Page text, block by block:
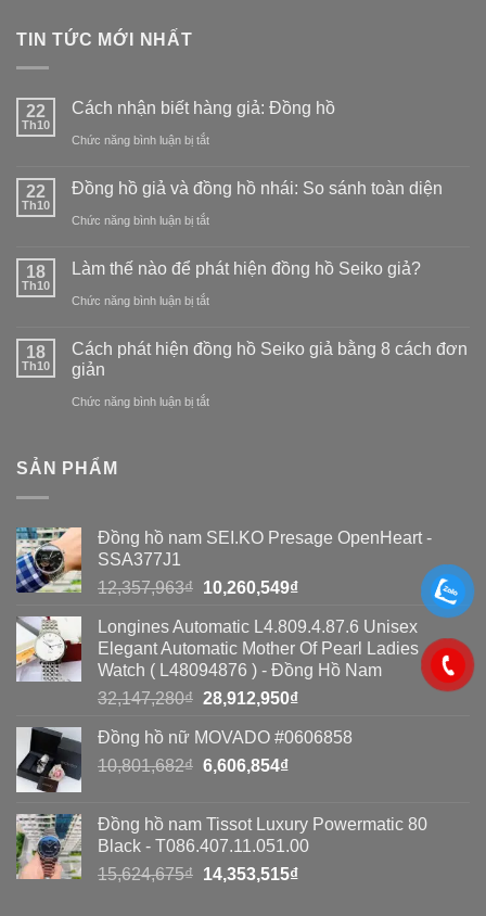
TIN TỨC MỚI NHẤT
22
Th10
Cách nhận biết hàng giả: Đồng hồ
Chức năng bình luận bị tắtở
nhận
hàng
hồ
22
Th10
Đồng hồ giả và đồng hồ nhái: So sánh toàn diện
Chức năng bình luận bị tắtở
và
hồ
18
Th10
Làm thế nào để phát hiện đồng hồ Seiko giả?
Chức năng bình luận bị tắtở
thế
hồ
18
Th10
Cách phát hiện đồng hồ Seiko giả bằng 8 cách đơn
giản
Chức năng bình luận bị tắtở
Seiko
bằng
8
cách
đơn
giản
SẢN PHẨM
Đồng hồ nam SEI.KO Presage OpenHeart -
SSA377J1
12,357,963₫ Giá
là:
12,357,963₫.
10,260,549₫Giá
tại
là:
10,260,549₫.
Longines Automatic L4.809.4.87.6 Unisex
Elegant Automatic Mother Of Pearl Ladies
Watch ( L48094876 ) - Đồng Hồ Nam
32,147,280₫ Giá
là:
32,147,280₫.
28,912,950₫Giá
tại
Đồng hồ nữ MOVADO #0606858
10,801,682₫ Giá
10,801,682₫.
6,606,854₫Giá
là:
6,606,854₫.
Đồng hồ nam Tissot Luxury Powermatic 80
Black - T086.407.11.051.00
15,624,675₫ Giá
14,353,515₫Giá